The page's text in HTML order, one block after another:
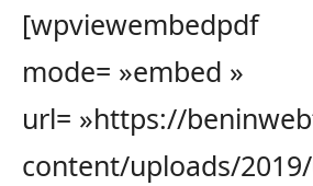
[wpviewembedpdf
mode= »embed »
url= »https://
content/uploads/